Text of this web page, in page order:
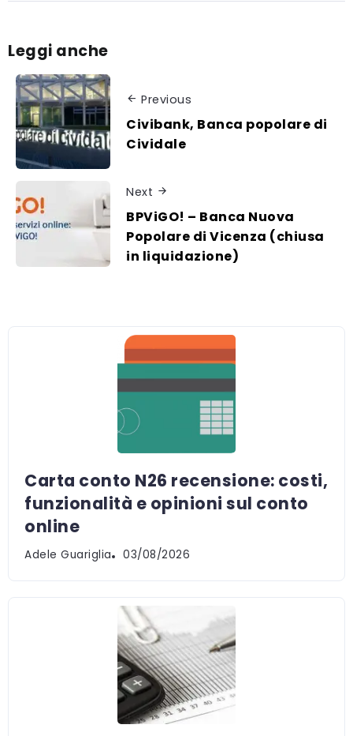
Leggi anche
Previous
Civibank, Banca popolare di
Cividale
Next
BPViGO! – Banca Nuova
Popolare di Vicenza (chiusa
in liquidazione)
Carta conto N26 recensione: costi,
funzionalità e opinioni sul conto
online
Adele Guariglia 03/08/2026